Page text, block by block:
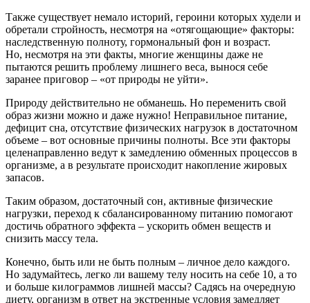
Также существует немало историй, героини которых худели и
обретали стройность, несмотря на «отягощающие» факторы:
наследственную полноту, гормональный фон и возраст.
Но, несмотря на эти факты, многие женщины даже не
пытаются решить проблему лишнего веса, вынося себе
заранее приговор – «от природы не уйти».
Природу действительно не обманешь. Но переменить свой
образ жизни можно и даже нужно! Неправильное питание,
дефицит сна, отсутствие физических нагрузок в достаточном
объеме – вот основные причины полноты. Все эти факторы
целенаправленно ведут к замедлению обменных процессов в
организме, а в результате происходит накопление жировых
запасов.
Таким образом, достаточный сон, активные физические
нагрузки, переход к сбалансированному питанию помогают
достичь обратного эффекта – ускорить обмен веществ и
снизить массу тела.
Конечно, быть или не быть полным – личное дело каждого.
Но задумайтесь, легко ли вашему телу носить на себе 10, а то
и больше килограммов лишней массы? Садясь на очередную
диету, организм в ответ на экстренные условия замедляет